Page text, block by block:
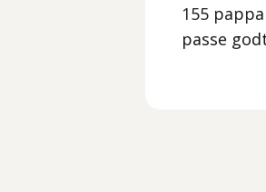
155
passe